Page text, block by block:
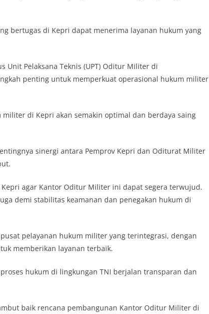
bertugas di Kepri dapat menerima layanan hukum yang
Unit Pelaksana Teknis (UPT) Oditur Militer di
penting untuk memperkuat operasional hukum militer
di Kepri akan semakin optimal dan berdaya saing
sinergi antara Pemprov Kepri dan Oditurat Militer
agar Kantor Oditur Militer ini dapat segera terwujud.
demi stabilitas keamanan dan penegakan hukum di
pelayanan hukum militer yang terintegrasi, dengan
memberikan layanan terbaik.
hukum di lingkungan TNI berjalan transparan dan
baik rencana pembangunan Kantor Oditur Militer di